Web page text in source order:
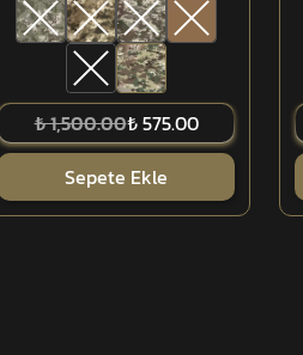
₺ 1,500.00₺ 575.00
Sepete Ekle